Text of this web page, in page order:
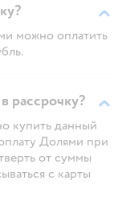
можно оплатить
рассрочку?
купить данный
Долями при
от суммы
с карты